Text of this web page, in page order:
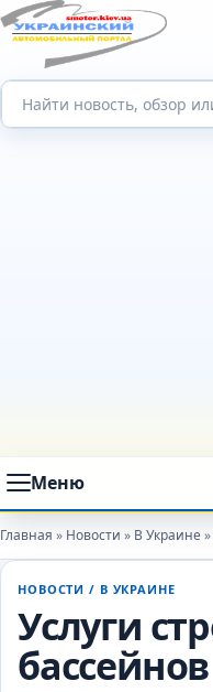
Поиск по сайту
Меню
Главная » Новости » В Украине
autoexpert
НОВОСТИ / В УКРАИНЕ
Услуги
бассейнов